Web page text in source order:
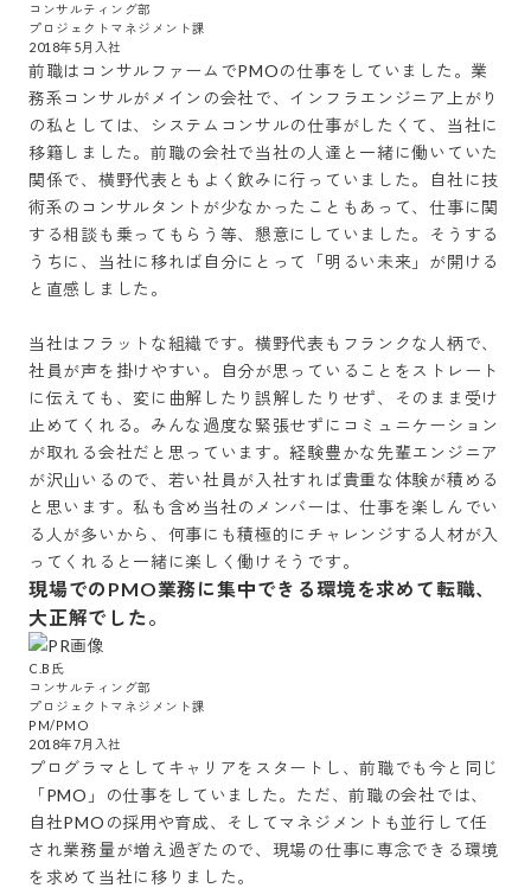
コンサルティング部
プロジェクトマネジメント課
前職はコンサルファームでPMOの仕事をしていました。業
務系コンサルがメインの会社で、インフラエンジニア上がり
の私としては、システムコンサルの仕事がしたくて、当社に
移籍しました。前職の会社で当社の人達と一緒に働いていた
関係で、横野代表ともよく飲みに行っていました。自社に技
術系のコンサルタントが少なかったこともあって、仕事に関
する相談も乗ってもらう等、懇意にしていました。そうする
うちに、当社に移れば自分にとって「明るい未来」が開ける
と直感しました。
当社はフラットな組織です。横野代表もフランクな人柄で、
社員が声を掛けやすい。自分が思っていることをストレート
に伝えても、変に曲解したり誤解したりせず、そのまま受け
止めてくれる。みんな過度な緊張せずにコミュニケーション
が取れる会社だと思っています。経験豊かな先輩エンジニア
が沢山いるので、若い社員が入社すれば貴重な体験が積める
と思います。私も含め当社のメンバーは、仕事を楽しんでい
る人が多いから、何事にも積極的にチャレンジする人材が入
現場でのPMO業務に集中できる環境を求めて転職、
大正解でした。
C.B氏
コンサルティング部
プロジェクトマネジメント課
PM/PMO
プログラマとしてキャリアをスタートし、前職でも今と同じ
「PMO」の仕事をしていました。ただ、前職の会社では、
自社PMOの採用や育成、そしてマネジメントも並行して任
され業務量が増え過ぎたので、現場の仕事に専念できる環境
を求めて当社に移りました。